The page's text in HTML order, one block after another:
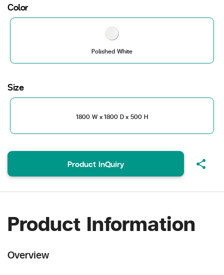
Color
Polished White
Size
1800 W x 1800 D x 500 H
Product InQuiry share
Product Information
Overview